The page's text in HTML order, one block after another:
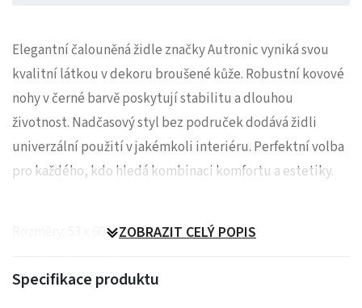
Elegantní čalouněná židle značky Autronic vyniká svou
kvalitní látkou v dekoru broušené kůže. Robustní kovové
nohy v černé barvě poskytují stabilitu a dlouhou
životnost. Nadčasový styl bez područek dodává židli
univerzální použití v jakémkoli interiéru. Perfektní volba
pro každého, kdo hledá kombinaci komfortu a estetiky.
Rozměry: 53 x 60 x 87 x 50 cmZOBRAZIT CELÝ POPIS
Specifikace produktu